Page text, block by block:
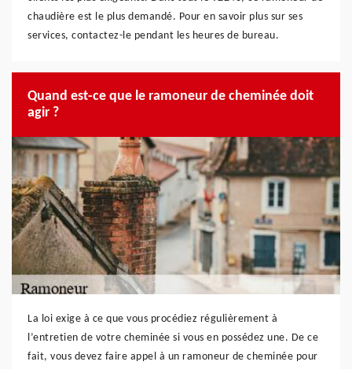
chaudière est le plus demandé. Pour en savoir plus sur ses
services, contactez-le pendant les heures de bureau.
Quand est-ce que le ramoneur de cheminée doit
agir ?
La loi exige à ce que vous procédiez régulièrement à
l’entretien de votre cheminée si vous en possédez une. De ce
fait, vous devez faire appel à un ramoneur de cheminée pour